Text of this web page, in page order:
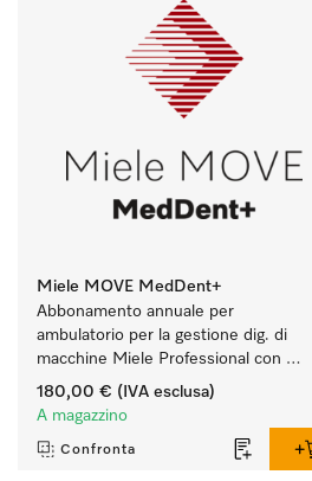
Miele MOVE MedDent+
Abbonamento annuale per
ambulatorio per la gestione dig. di
macchine Miele Professional con
tracciabilità processi.
180,00 € (IVA esclusa)
A magazzino
Confronta